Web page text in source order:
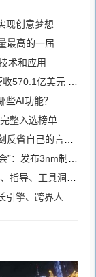
现创意梦想
最高的一届
术和应用
净利润319.1亿美元
AI功能？
整入选榜单
自己的言行举止
制程芯片玄戒等
数据背后的商业密码
需、制造价值链重构